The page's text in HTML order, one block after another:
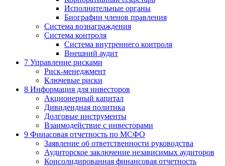
Исполнительные органы
Биографии членов правления
Система вознаграждения
Система контроля
Система внутреннего контроля
Внешний аудит
7 Управление рисками
Риск-менеджмент
Ключевые риски
8 Информация для инвесторов
Акционерный капитал
Дивидендная политика
Долговые инструменты
Взаимодействие с инвеcторами
9 Финасовая отчетность по МСФО
Заявление об ответственности руководства
Аудиторское заключение независимых аудиторов
Консолидированная финансовая отчетность